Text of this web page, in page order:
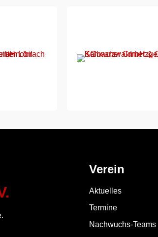
Verein
Aktuelles
Termine
Nachwuchs-Teams